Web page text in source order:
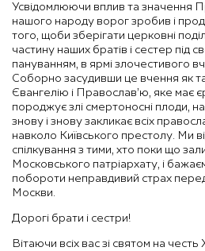
Усвідомлюючи вплив та значення
нашого народу ворог зробив і
того, щоби зберігати церковні
частину наших братів і сестер під
пануванням, в ярмі злочестивого
Соборно засудивши це вчення як
Євангелію і Православ’ю, яке має
породжує злі смертоносні плоди,
знову і знову закликає всіх
навколо Київського престолу. Ми
спілкування з тими, хто поки що
Московського патріархату, і
побороти неправдивий страх
Москви.
Дорогі брати і сестри!
Вітаючи всіх вас зі святом на